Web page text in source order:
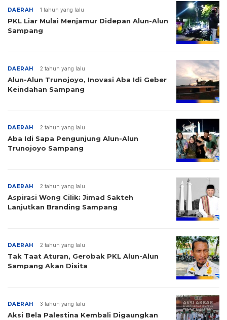
DAERAH 1 tahun yang lalu
PKL Liar Mulai Menjamur Didepan Alun-Alun
Sampang
DAERAH 2 tahun yang lalu
Alun-Alun Trunojoyo, Inovasi Aba Idi Geber
Keindahan Sampang
DAERAH 2 tahun yang lalu
Aba Idi Sapa Pengunjung Alun-Alun
Trunojoyo Sampang
DAERAH 2 tahun yang lalu
Aspirasi Wong Cilik: Jimad Sakteh
Lanjutkan Branding Sampang
DAERAH 2 tahun yang lalu
Tak Taat Aturan, Gerobak PKL Alun-Alun
Sampang Akan Disita
DAERAH 3 tahun yang lalu
Aksi Bela Palestina Kembali Digaungkan